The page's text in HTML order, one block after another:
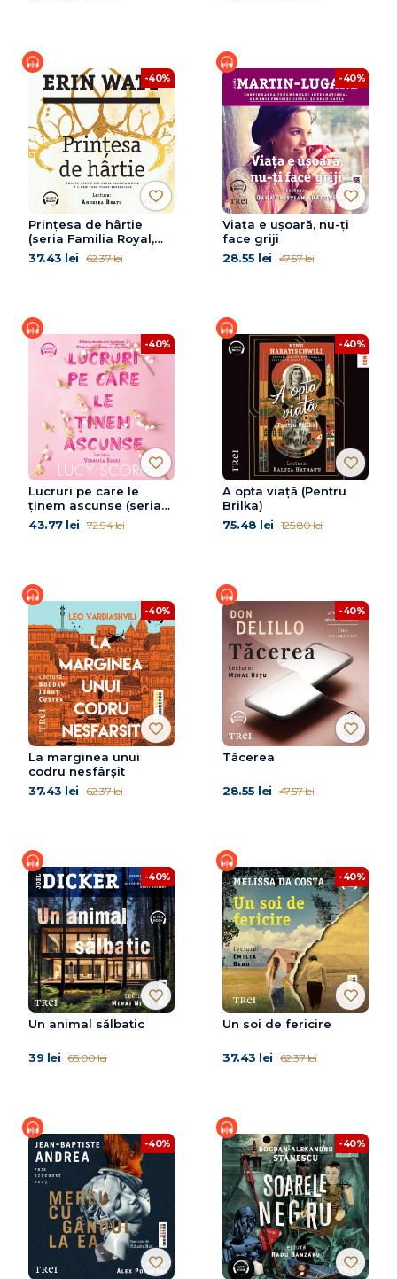
-40%
Prințesa de hârtie
(seria Familia Royal,
vol. 1)
37.43 lei 62.37 lei
-40%
Viața e ușoară, nu-ți
face griji
28.55 lei 47.57 lei
-40%
Lucruri pe care le
ținem ascunse (seria
Knockemout, vol. 2)
43.77 lei 72.94 lei
-40%
A opta viață (Pentru
Brilka)
75.48 lei 125.80 lei
-40%
La marginea unui
codru nesfârșit
37.43 lei 62.37 lei
-40%
Tăcerea
28.55 lei 47.57 lei
-40%
Un animal sălbatic
39 lei 65.00 lei
-40%
Un soi de fericire
37.43 lei 62.37 lei
-40% -40%